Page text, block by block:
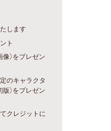
します
ト
）をプレゼン
のキャラクタ
）をプレゼン
クレジットに